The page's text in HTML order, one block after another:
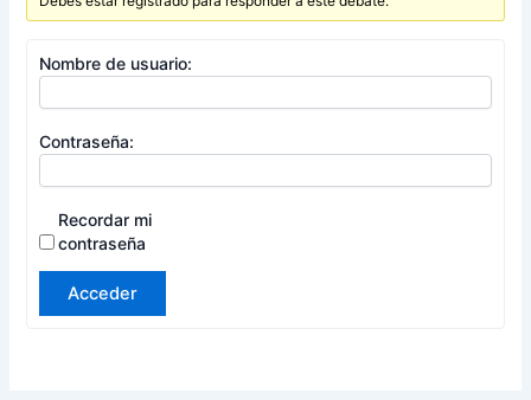
Nombre de usuario:
Contraseña:
Recordar mi
contraseña
Acceder